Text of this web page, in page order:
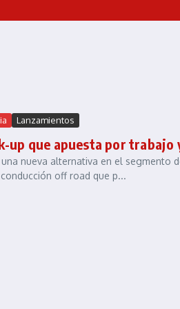
Lanzamientos
up que apuesta por trabajo
nueva alternativa en el segmento
off road que p...